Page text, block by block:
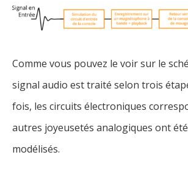
Comme vous pouvez le voir sur le
signal audio est traité selon trois
fois, les circuits électroniques
autres joyeusetés analogiques ont
modélisés.